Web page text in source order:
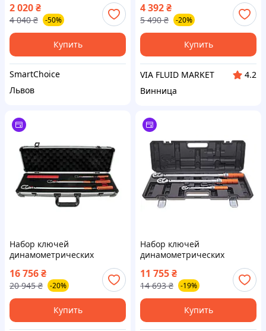
динамометрический
щелчковый,
Динамометрический ключ
насадка, ZLT
2 020₴
4 040 ₴ -50%
Купить
SmartChoice
Львов
4 392₴
5 490 ₴ -20%
Купить
VIA FLUID MARKET
4.2
Винница
Набор ключей
динамометрических
16 756₴
20 945 ₴ -20%
Купить
Набор ключей
динамометрических
11 755₴
14 693 ₴ -19%
Купить